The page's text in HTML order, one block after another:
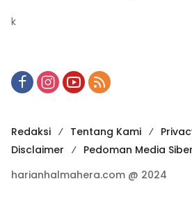
k
Redaksi Tentang Kami
Disclaimer
Pedoman Media Siber
harianhalmahera.com @ 2024